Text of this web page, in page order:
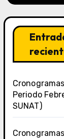
Periodo
SUNAT)